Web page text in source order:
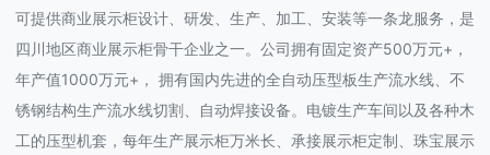
可提供商业展示柜设计、研发、生产、加工、安装等一条龙服务，是
四川地区商业展示柜骨干企业之一。公司拥有固定资产500万元+，
年产值1000万元+， 拥有国内先进的全自动压型板生产流水线、不
锈钢结构生产流水线切割、自动焊接设备。电镀生产车间以及各种木
工的压型机套，每年生产展示柜万米长、承接展示柜定制、珠宝展示